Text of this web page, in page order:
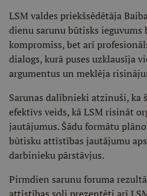
LSM valdes priekšsēdētāja
dienu sarunu būtisks
kompromiss, bet arī
dialogs, kurā puses uzklausīja
argumentus un meklēja
Sarunas dalībnieki atzinuši, ka
efektīvs veids, kā LSM risināt
jautājumus. Šādu formātu
būtisku attīstības jautājumu
darbinieku pārstāvjus.
Pirmdien sarunu foruma